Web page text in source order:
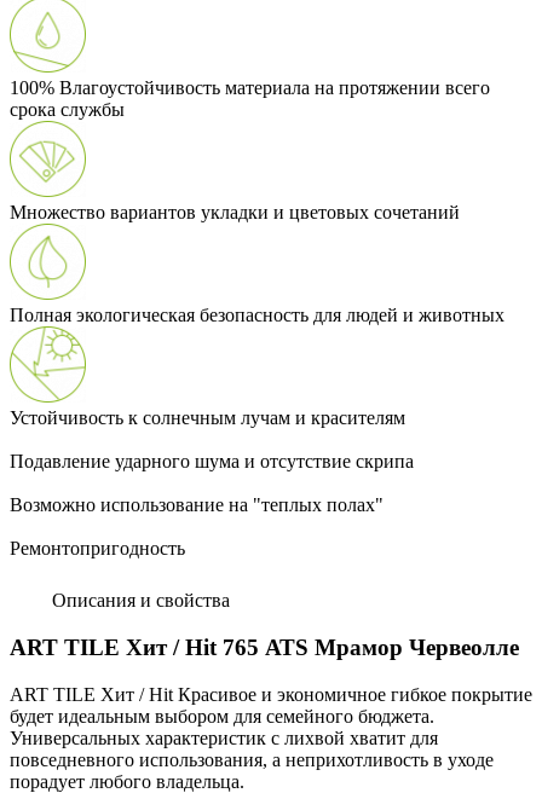
100% Влагоустойчивость материала на протяжении всего
срока службы
Множество вариантов укладки и цветовых сочетаний
Полная экологическая безопасность для людей и животных
Устойчивость к солнечным лучам и красителям
Подавление ударного шума и отсутствие скрипа
Возможно использование на "теплых полах"
Ремонтопригодность
Описания и свойства
ART TILE Хит / Hit 765 АТS Мрамор Червеолле
ART TILE Хит / Hit Красивое и экономичное гибкое покрытие
будет идеальным выбором для семейного бюджета.
Универсальных характеристик с лихвой хватит для
повседневного использования, а неприхотливость в уходе
порадует любого владельца.